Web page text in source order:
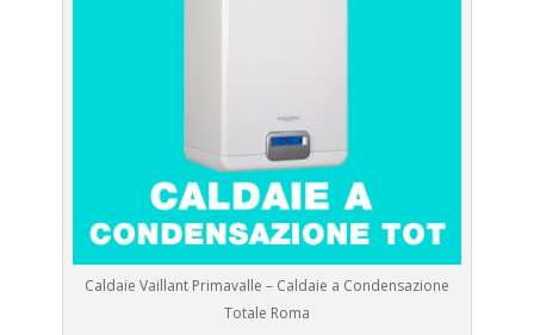
Caldaie Vaillant Primavalle – Caldaie a Condensazione
Totale Roma